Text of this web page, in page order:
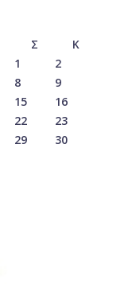
Σ
Κ
1
2
8
9
15
16
22
23
29
30